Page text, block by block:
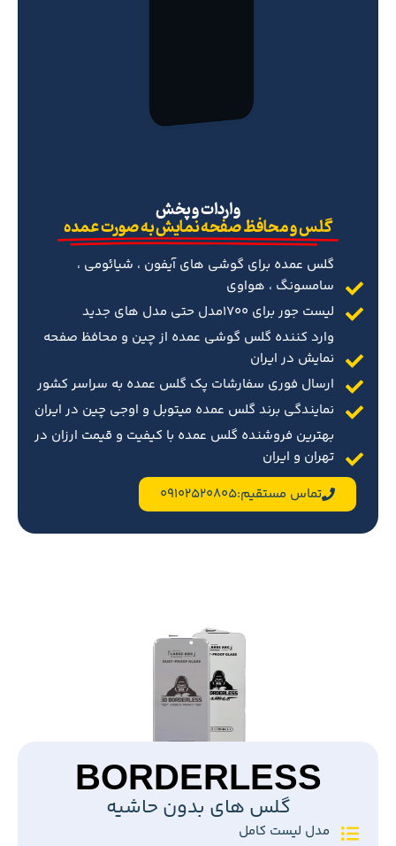
‌واردات و پخش
گلس و محافظ صفحه نمایش به صورت عمده
گلس عمده برای گوشی های آیفون ، شیائومی ،
سامسونگ ، هواوی
لیست جور برای 1700مدل حتی مدل های جدید
وارد کننده گلس گوشی عمده از چین و محافظ صفحه
نمایش در ایران
ارسال فوری سفارشات پک گلس عمده به سراسر کشور
نمایندگی برند گلس عمده میتوبل و اوجی چین در ایران
بهترین فروشنده گلس عمده با کیفیت و قیمت ارزان در
تهران و ایران
تماس مستقیم:09102520805
BORDERLESS
گلس های بدون حاشیه
مدل لیست کامل